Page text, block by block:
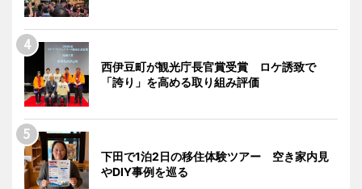
西伊豆町が観光庁長官賞受賞 ロケ誘致で
「誇り」を高める取り組み評価
下田で1泊2日の移住体験ツアー 空き家内見
やDIY事例を巡る